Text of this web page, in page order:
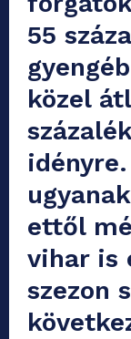
55
közel
ettől
vihar is
szezon